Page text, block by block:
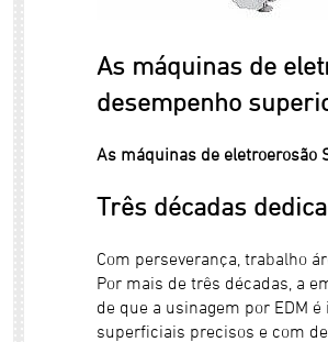
As máquinas de
desempenho
As máquinas de eletroerosão
Três décadas
Com perseverança, trabalho
Por mais de três décadas, a
de que a usinagem por EDM
superficiais precisos e com